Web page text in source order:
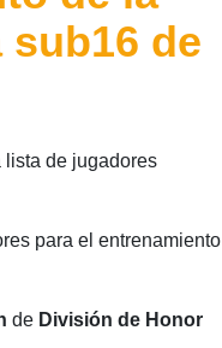
de
de jugadores
para el entrenamiento
de División de Honor